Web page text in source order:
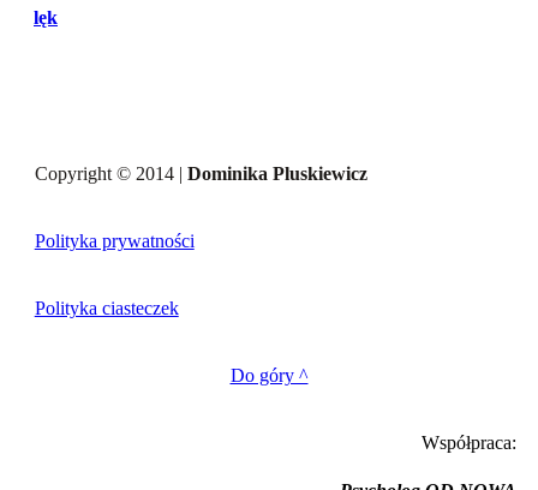
lęk
Copyright © 2014 | Dominika Pluskiewicz
Polityka prywatności
Polityka ciasteczek
Do góry ^
Współpraca: